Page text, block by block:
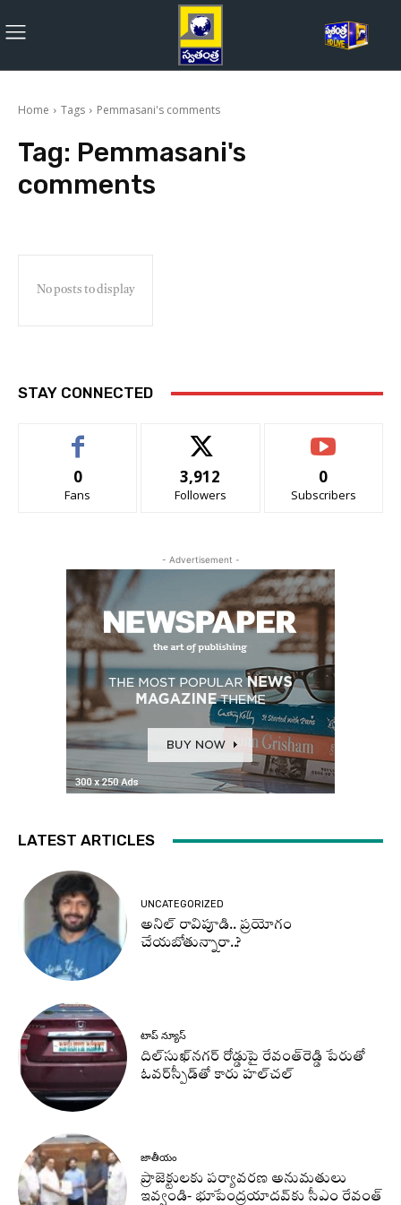
Home Tags Pemmasani's comments
Tag: Pemmasani's
comments
No posts to display
STAY CONNECTED
0
Fans
3,912
Followers
0
Subscribers
- Advertisement -
LATEST ARTICLES
UNCATEGORIZED
అనిల్ రావిపూడి.. ప్రయోగం
చేయబోతున్నారా..?
టాప్ న్యూస్
దిల్‌సుఖ్‌నగర్‌ రోడ్డుపై రేవంత్‌రెడ్డి పేరుతో
ఓవర్‌స్పీడ్‌తో కారు హల్‌చల్‌
జాతీయం
ప్రాజెక్టులకు పర్యావరణ అనుమతులు
ఇవ్వండి- భూపేంద్రయాదవ్‌కు సీఎం రేవంత్‌